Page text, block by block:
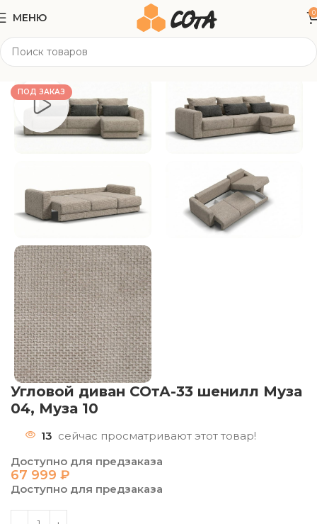
МЕНЮ 0
Мягкая мебель
ПОД ЗАКАЗ
Угловой диван СОтА-33 шенилл Муза
04, Муза 10
13 сейчас просматривают этот товар!
Доступно для предзаказа
67 999 ₽
Доступно для предзаказа